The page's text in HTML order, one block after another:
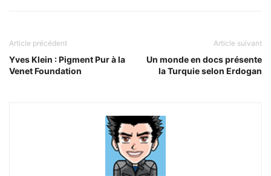
Article précédent
Yves Klein : Pigment Pur à la
Venet Foundation
Article suivant
Un monde en docs présente
la Turquie selon Erdogan